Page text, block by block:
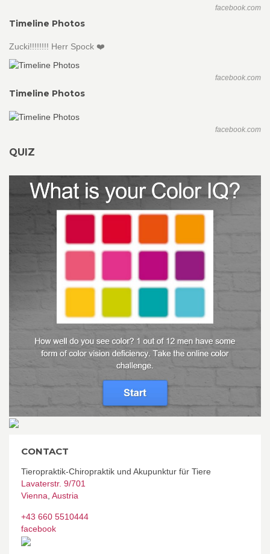
facebook.com
Timeline Photos
Zucki!!!!!!!! Herr Spock ❤️
facebook.com
Timeline Photos
facebook.com
QUIZ
CONTACT
Tieropraktik-Chiropraktik und Akupunktur für Tiere
Lavaterstr. 9/701
Vienna Austria
+43 660 5510444
facebook